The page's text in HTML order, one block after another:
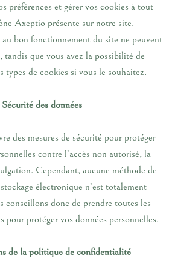
préférences et gérer vos cookies à tout
Axeptio présente sur notre site.
au bon fonctionnement du site ne peuvent
tandis que vous avez la possibilité de
types de cookies si vous le souhaitez.
des données
des mesures de sécurité pour protéger
contre l’accès non autorisé, la
Cependant, aucune méthode de
électronique n’est totalement
conseillons donc de prendre toutes les
pour protéger vos données personnelles.
de la politique de confidentialité